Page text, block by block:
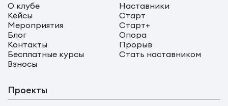
О клубе
Кейсы
Мероприятия
Блог
Контакты
Бесплатные курсы
Взносы
Наставники
Старт
Старт+
Опора
Прорыв
Стать наставником
Проекты